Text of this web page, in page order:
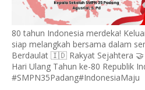
80 tahun Indonesia merdeka!
siap melangkah bersama dalam
Berdaulat 🇮🇩 Rakyat Sejahtera
Hari Ulang Tahun ke-80 Republik
#SMPN35Padang#IndonesiaMaju